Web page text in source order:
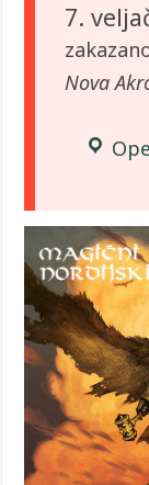
7.
Nova